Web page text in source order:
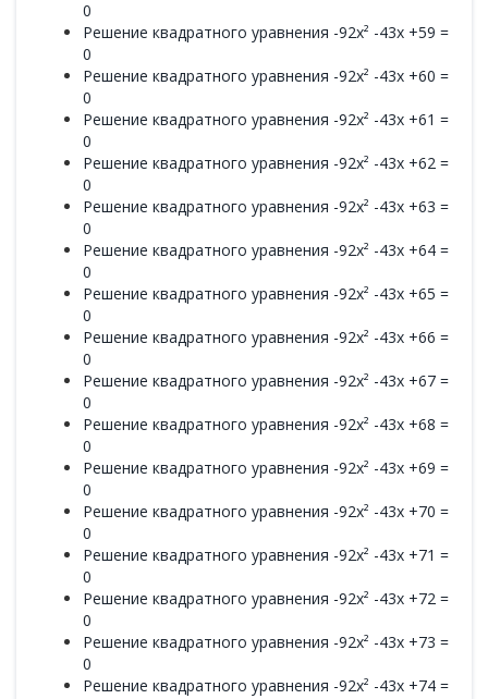
0
Решение квадратного уравнения -92x² -43x +59 =
0
Решение квадратного уравнения -92x² -43x +60 =
0
Решение квадратного уравнения -92x² -43x +61 =
0
Решение квадратного уравнения -92x² -43x +62 =
0
Решение квадратного уравнения -92x² -43x +63 =
0
Решение квадратного уравнения -92x² -43x +64 =
0
Решение квадратного уравнения -92x² -43x +65 =
0
Решение квадратного уравнения -92x² -43x +66 =
0
Решение квадратного уравнения -92x² -43x +67 =
0
Решение квадратного уравнения -92x² -43x +68 =
0
Решение квадратного уравнения -92x² -43x +69 =
0
Решение квадратного уравнения -92x² -43x +70 =
0
Решение квадратного уравнения -92x² -43x +71 =
0
Решение квадратного уравнения -92x² -43x +72 =
0
Решение квадратного уравнения -92x² -43x +73 =
0
Решение квадратного уравнения -92x² -43x +74 =